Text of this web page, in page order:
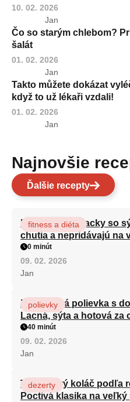
10. 02. 2026
Jan
Čo so starým chlebom?
šalát
01. 02. 2026
Jan
Takto můžete dokázat
když to už lékaři vzdali!
01. 02. 2026
Jan
Najnovšie
Ďalšie recepty
Brokolicové placky so
chutia a nepridávajú na
fitness a diéta
0 minút
09. 02. 2026
Jan
Zeleninová polievka s
Lacná, sýta a hotová za
polievky
40 minút
09. 02. 2026
Jan
Tvarohový koláč podľa
Poctivá klasika na veľký
dezerty